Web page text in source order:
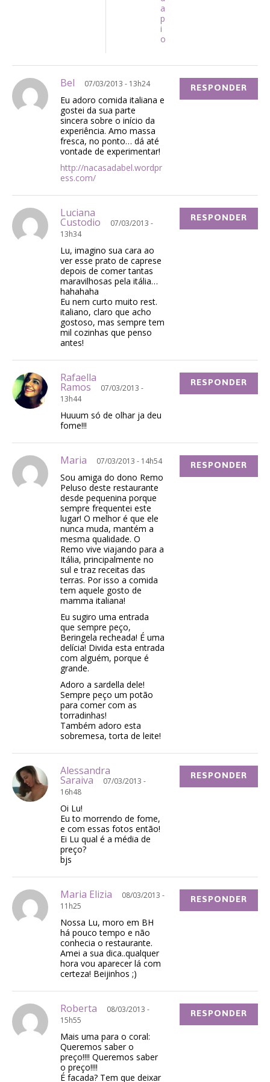
a
p
i
o
Bel 07/03/2013 - 13h24
Eu adoro comida italiana e
gostei da sua parte
sincera sobre o início da
experiência. Amo massa
fresca, no ponto… dá até
vontade de experimentar!
http://nacasadabel.wordpr
ess.com/
RESPONDER
Luciana
Custodio
07/03/2013 -
13h34
Lu, imagino sua cara ao
ver esse prato de caprese
depois de comer tantas
maravilhosas pela itália…
hahahaha
Eu nem curto muito rest.
italiano, claro que acho
gostoso, mas sempre tem
mil cozinhas que penso
antes!
RESPONDER
Rafaella
Ramos
07/03/2013 -
13h44
Huuum só de olhar ja deu
fome!!!
RESPONDER
Maria 07/03/2013 - 14h54
Sou amiga do dono Remo
Peluso deste restaurante
desde pequenina porque
sempre frequentei este
lugar! O melhor é que ele
nunca muda, mantém a
mesma qualidade. O
Remo vive viajando para a
Itália, principalmente no
sul e traz receitas das
terras. Por isso a comida
tem aquele gosto de
mamma italiana!
Eu sugiro uma entrada
que sempre peço,
Beringela recheada! É uma
delícia! Divida esta entrada
com alguém, porque é
grande.
Adoro a sardella dele!
Sempre peço um potão
para comer com as
torradinhas!
Também adoro esta
sobremesa, torta de leite!
RESPONDER
Alessandra
Saraiva
07/03/2013 -
16h48
Oi Lu!
Eu to morrendo de fome,
e com essas fotos então!
Ei Lu qual é a média de
preço?
bjs
RESPONDER
Maria Elizia
08/03/2013 -
11h25
Nossa Lu, moro em BH
há pouco tempo e não
conhecia o restaurante.
Amei a sua dica..qualquer
hora vou aparecer lá com
certeza! Beijinhos ;)
RESPONDER
Roberta
08/03/2013 -
15h55
Mais uma para o coral:
Queremos saber o
preço!!!! Queremos saber
o preço!!!!
É facada? Tem que deixar
RESPONDER